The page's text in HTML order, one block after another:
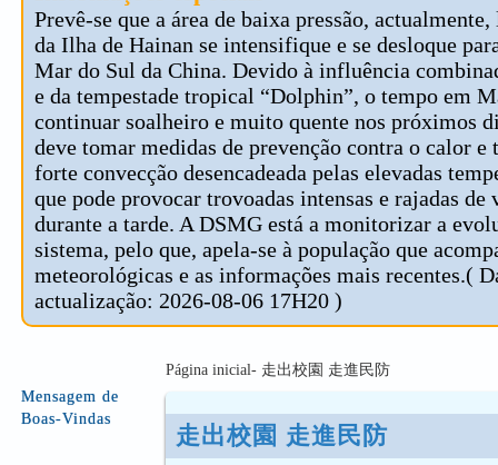
Prevê-se que a área de baixa pressão,
da Ilha de Hainan se intensifique e se desloque
Mar do Sul da China. Devido à influência
e da tempestade tropical “Dolphin”, o tempo em
continuar soalheiro e muito quente nos próximos
deve tomar medidas de prevenção contra o calor e
forte convecção desencadeada pelas elevadas
que pode provocar trovoadas intensas e rajadas de
durante a tarde. A DSMG está a monitorizar a
sistema, pelo que, apela-se à população que
meteorológicas e as informações mais recentes.(
actualização: 2026-08-06 17H20 )
Mensagem de
Boas-Vindas
Página inicial- 走出校園 走進民防
走出校園 走進民防